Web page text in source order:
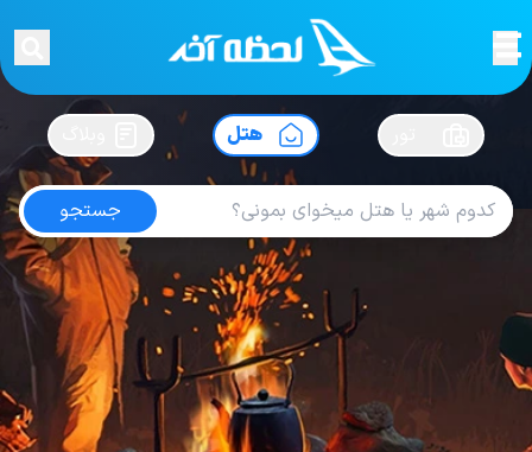
لحظه آخرسفرت رو بساز !
هتل
جستجو
هتل های برزیل
3.8 از5| از100 کاربر
لحظه آخر هتل های برزیل
Hotel Pullman Sao Paulo Ibirapuera